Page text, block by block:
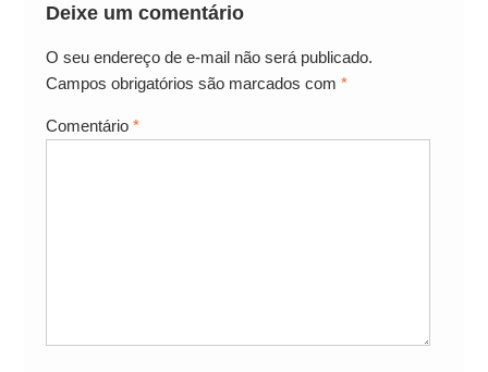
Deixe um comentário
O seu endereço de e-mail não será publicado.
Campos obrigatórios são marcados com *
Comentário *